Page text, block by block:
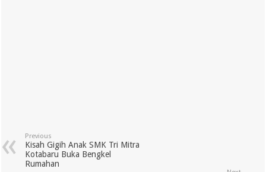
Previous
Kisah Gigih Anak SMK Tri Mitra
Kotabaru Buka Bengkel
Rumahan